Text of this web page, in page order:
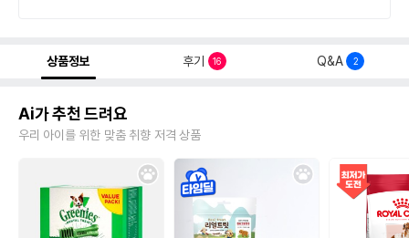
상품정보 후기 16 Q&A 2
Ai가 추천 드려요
우리 아이를 위한 맞춤 취향 저격 상품